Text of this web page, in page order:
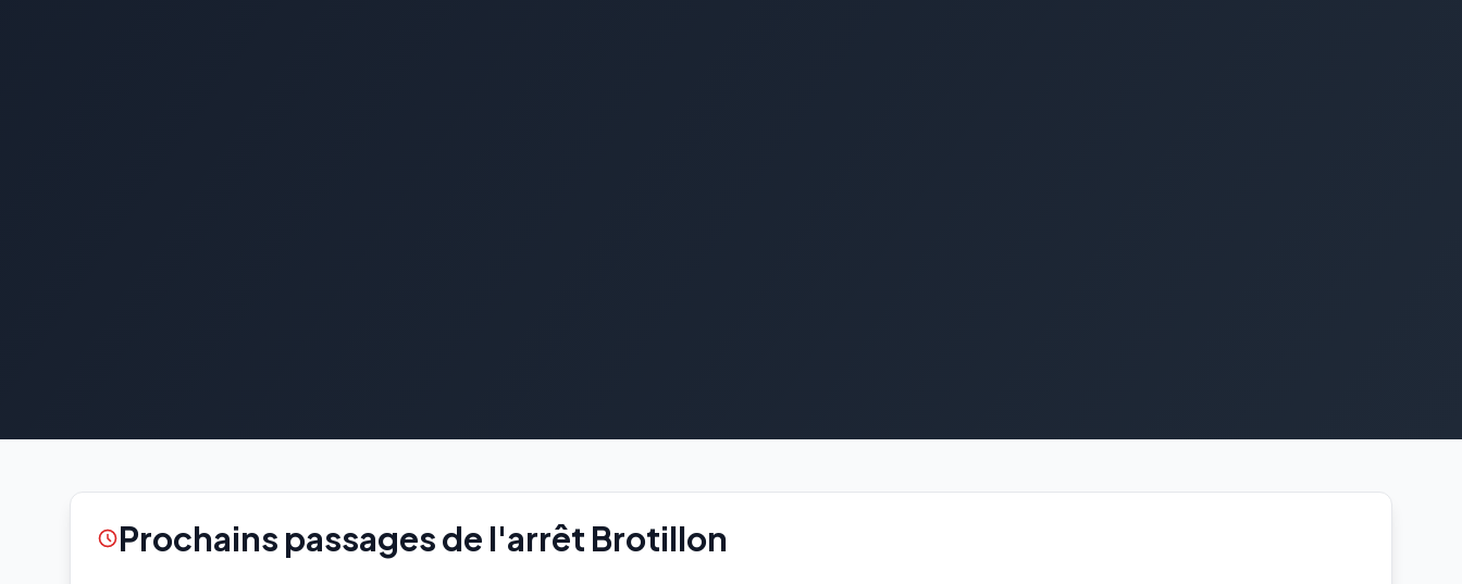
Prochains passages de l'arrêt Brotillon